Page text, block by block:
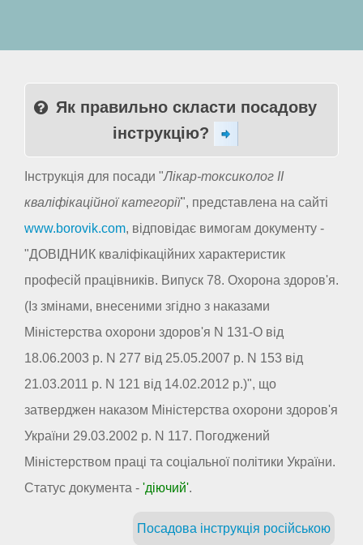
Як правильно скласти посадову
інструкцію?
Інструкція для посади "Лікар-токсиколог II
кваліфікаційної категорії", представлена на сайті
www.borovik.com, відповідає вимогам документу -
"ДОВІДНИК кваліфікаційних характеристик
професій працівників. Випуск 78. Охорона здоров'я.
(Із змінами, внесеними згідно з наказами
Міністерства охорони здоров'я N 131-О від
18.06.2003 р. N 277 від 25.05.2007 р. N 153 від
21.03.2011 р. N 121 від 14.02.2012 р.)", що
затверджен наказом Міністерства охорони здоров'я
України 29.03.2002 р. N 117. Погоджений
Міністерством праці та соціальної політики України.
Статус документа - 'діючий'.
Посадова інструкція російською